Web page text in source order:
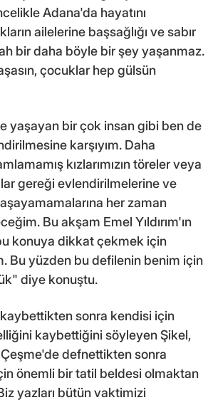
Adana'da hayatını
ailelerine başsağlığı ve sabır
bir daha böyle bir şey yaşanmaz.
çocuklar hep gülsün
yaşayan bir çok insan gibi ben de
karşıyım. Daha
kızlarımızın töreler veya
gereği evlendirilmelerine ve
her zaman
Bu akşam Emel Yıldırım'ın
konuya dikkat çekmek için
Bu yüzden bu defilenin benim için
diye konuştu.
sonra kendisi için
kaybettiğini söyleyen Şikel,
defnettikten sonra
önemli bir tatil beldesi olmaktan
yazları bütün vaktimizi